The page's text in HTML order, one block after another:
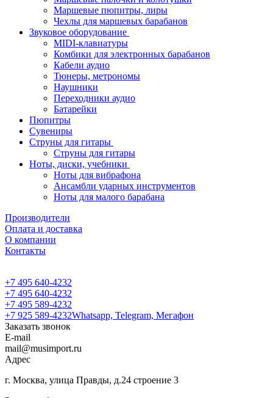
Маршевые пюпитры, лиры
Чехлы для маршевых барабанов
Звуковое оборудование
MIDI-клавиатуры
Комбики для электронных барабанов
Кабели аудио
Тюнеры, метрономы
Наушники
Переходники аудио
Батарейки
Пюпитры
Сувениры
Струны для гитары
Струны для гитары
Ноты, диски, учебники
Ноты для вибрафона
Ансамбли ударных инструментов
Ноты для малого барабана
Производители
Оплата и доставка
О компании
Контакты
+7 495 640-4232
+7 495 640-4232
+7 495 589-4232
+7 925 589-4232Whatsapp, Telegram, Мегафон
Заказать звонок
E-mail
mail@musimport.ru
Адрес
г. Москва, улица Правды, д.24 строение 3